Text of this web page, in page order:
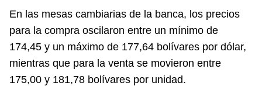
En las mesas cambiarias de la banca, los precios
para la compra oscilaron entre un mínimo de
174,45 y un máximo de 177,64 bolívares por dólar,
mientras que para la venta se movieron entre
175,00 y 181,78 bolívares por unidad.